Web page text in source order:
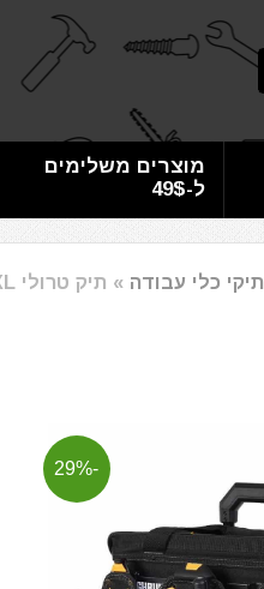
מוצרים משלימים
ל-49$
תיקי כלי עבודה »
-29%